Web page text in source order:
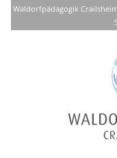
Waldorfpädagogik